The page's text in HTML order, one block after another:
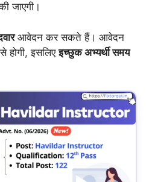
जाएगी।
आवेदन कर सकते हैं। आवेदन
होगी, इसलिएइच्छुक अभ्यर्थी समय